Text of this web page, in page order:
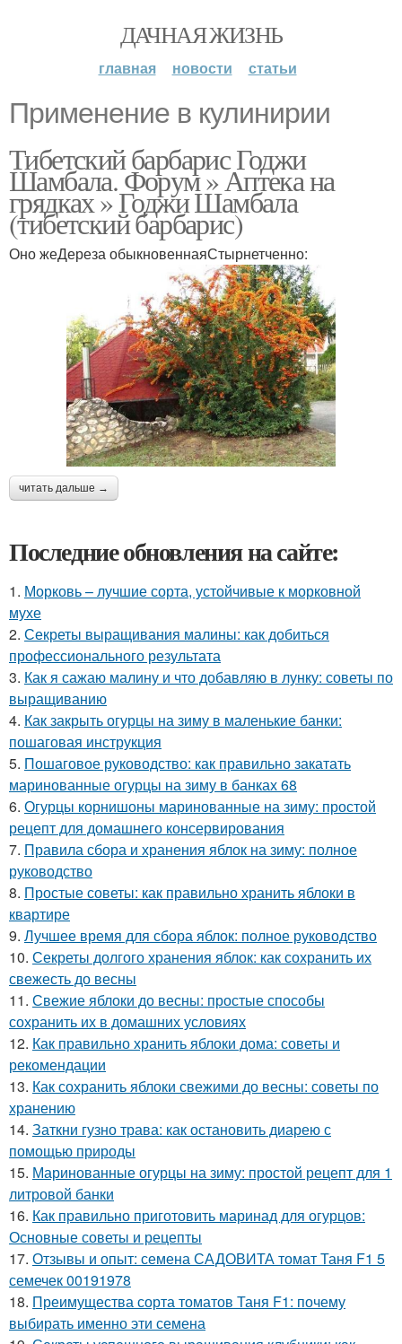
ДАЧНАЯ ЖИЗНЬ
главная новости статьи
Применение в кулинирии
Тибетский барбарис Годжи
Шамбала. Форум » Аптека на
грядках » Годжи Шамбала
(тибетский барбарис)
Оно жеДереза обыкновеннаяСтырнетченно:
читать дальше →
Последние обновления на сайте:
1. Морковь – лучшие сорта, устойчивые к морковной
мухе
2. Секреты выращивания малины: как добиться
профессионального результата
3. Как я сажаю малину и что добавляю в лунку: советы по
выращиванию
4. Как закрыть огурцы на зиму в маленькие банки:
пошаговая инструкция
5. Пошаговое руководство: как правильно закатать
маринованные огурцы на зиму в банках 68
6. Огурцы корнишоны маринованные на зиму: простой
рецепт для домашнего консервирования
7. Правила сбора и хранения яблок на зиму: полное
руководство
8. Простые советы: как правильно хранить яблоки в
квартире
9. Лучшее время для сбора яблок: полное руководство
10. Секреты долгого хранения яблок: как сохранить их
свежесть до весны
11. Свежие яблоки до весны: простые способы
сохранить их в домашних условиях
12. Как правильно хранить яблоки дома: советы и
рекомендации
13. Как сохранить яблоки свежими до весны: советы по
хранению
14. Заткни гузно трава: как остановить диарею с
помощью природы
15. Маринованные огурцы на зиму: простой рецепт для 1
литровой банки
16. Как правильно приготовить маринад для огурцов:
Основные советы и рецепты
17. Отзывы и опыт: семена САДОВИТА томат Таня F1 5
семечек 00191978
18. Преимущества сорта томатов Таня F1: почему
выбирать именно эти семена